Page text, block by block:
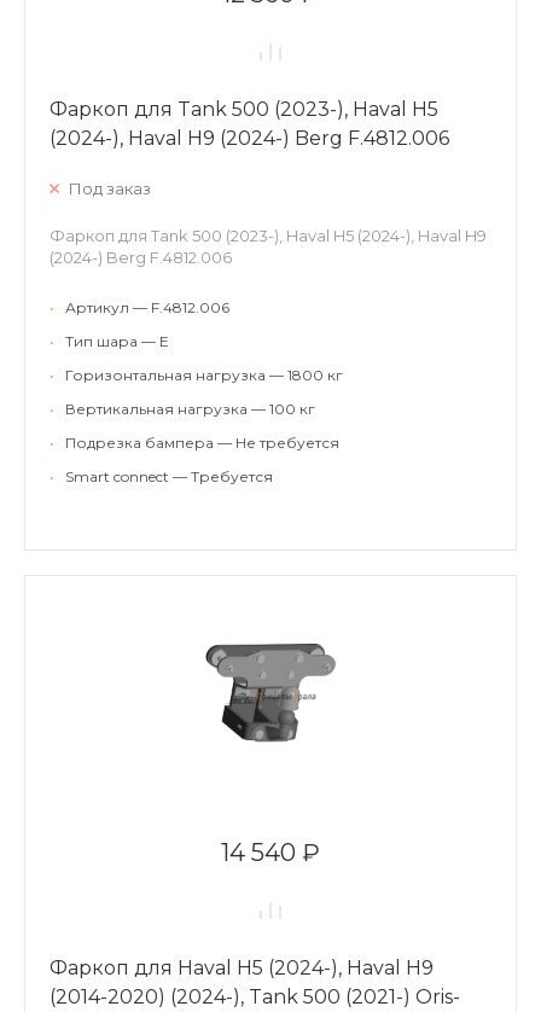
Фаркоп для Tank 500 (2023-), Haval H5
(2024-), Haval H9 (2024-) Berg F.4812.006
Под заказ
Фаркоп для Tank 500 (2023-), Haval H5 (2024-), Haval H9
(2024-) Berg F.4812.006
•
Артикул — F.4812.006
•
Тип шара — E
•
Горизонтальная нагрузка — 1800 кг
•
Вертикальная нагрузка — 100 кг
•
Подрезка бампера — Не требуется
•
Smart connect — Требуется
14 540 ₽
Фаркоп для Haval H5 (2024-), Haval H9
(2014-2020) (2024-), Tank 500 (2021-) Oris-